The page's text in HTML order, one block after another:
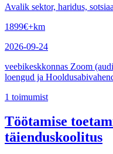
Avalik sektor, haridus,
1899€+km
2026-09-24
veebikeskkonnas Zoom
loengud ja
1 toimumist
Töötamise
täienduskoolitus